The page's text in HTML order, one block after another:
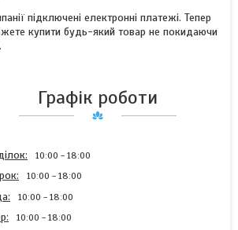
підключені електронні платежі. Тепер
купити будь-який товар не покидаючи
Графік роботи
10:00 18:00
10:00 18:00
10:00 18:00
10:00 18:00